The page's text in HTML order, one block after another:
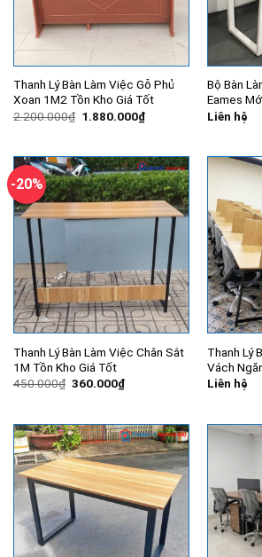
Thanh Lý Bàn Làm Việc Gỗ Phủ
Xoan 1M2 Tồn Kho Giá Tốt
2.200.000₫ Giá
1.880.000₫Giá
hiện
1.880.000₫.
Bộ Bàn
Eames
Liên hệ
-20%
Thanh Lý Bàn Làm Việc Chân Sắt
1M Tồn Kho Giá Tốt
450.000₫ Giá
360.000₫Giá
hiện
360.000₫.
Thanh Lý
Vách
Liên hệ